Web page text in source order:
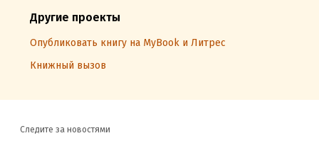
Другие проекты
Опубликовать книгу на MyBook и Литрес
Книжный вызов
Следите за новостями